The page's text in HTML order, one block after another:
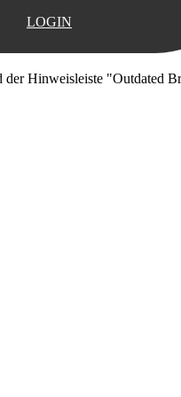
LOGIN
der Hinweisleiste "Outdated